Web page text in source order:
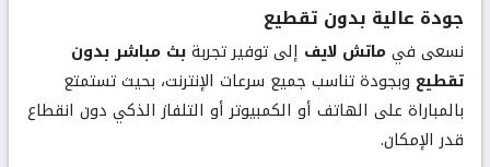
جودة عالية بدون تقطيع
نسعى فيماتش لايف إلى توفير تجربةبث مباشر بدون
تقطيع وبجودة تناسب جميع سرعات الإنترنت، بحيث تستمتع
بالمباراة على الهاتف أو الكمبيوتر أو التلفاز الذكي دون انقطاع
قدر الإمكان.